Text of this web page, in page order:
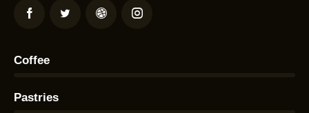
Coffee
Pastries